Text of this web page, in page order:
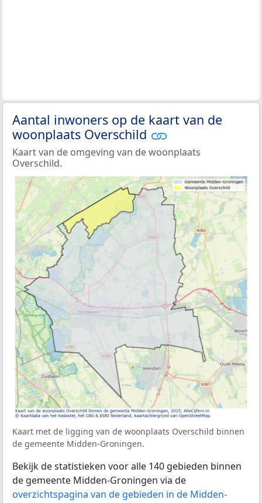
Aantal inwoners op de kaart van de
woonplaats Overschild
Kaart van de omgeving van de woonplaats
Overschild.
Kaart met de ligging van de woonplaats Overschild binnen
de gemeente Midden-Groningen.
Bekijk de statistieken voor alle 140 gebieden binnen
de gemeente Midden-Groningen via de
overzichtspagina van de gebieden in de Midden-